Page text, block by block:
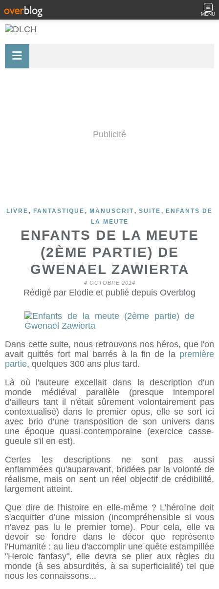
MENU
Publicité
LIVRE , FANTASTIQUE , MANUSCRIT, SUITE , ENFANTS DE
LA MEUTE
ENFANTS DE LA MEUTE
(2ÈME PARTIE) DE
GWENAEL ZAWIERTA
4 OCTOBRE 2014
Rédigé par Elodie et publié depuis Overblog
Dans cette suite, nous retrouvons nos héros, que l'on
avait quittés fort mal barrés à la fin de la première
partie, quelques 300 ans plus tard.
Là où l'auteure excellait dans la description d'un
monde médiéval parallèle (presque intemporel
d'ailleurs tant il n'était sûrement volontairement pas
contextualisé) dans le premier opus, elle se sort ici
avec brio d'une transposition de son univers dans
une époque quasi-contemporaine (exercice casse-
gueule s'il en est).
Certes les descriptions ne sont pas aussi
enflammées qu'auparavant, bridées par la volonté de
réalisme, mais on sent un réel objectif de crédibilité,
largement atteint.
Que dire de l'histoire en elle-même ? L'héroïne doit
s'acquitter d'une mission (incompréhensible si vous
n'avez pas lu le premier tome). Pour cela, elle va
devoir se fondre dans le décor que représente
l'Humanité : au lieu d'accomplir une quête estampillée
"Heroic fantasy", elle devra se plier aux règles du
monde (à ses absurdités, à sa superficialité) tel que
nous les connaissons...